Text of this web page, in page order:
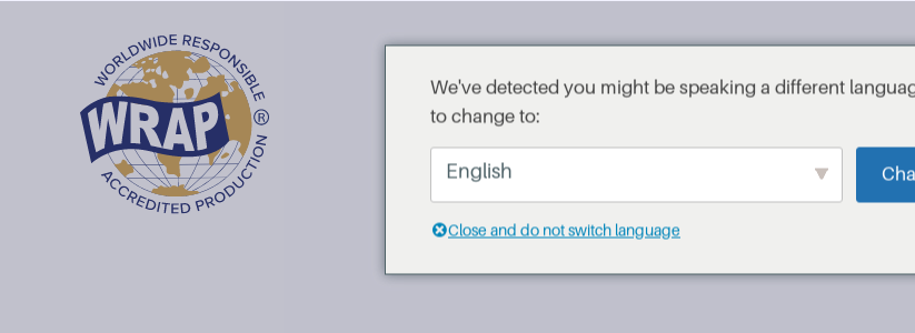
We've detected you might be speaking a different
to change to:
English
Close and do not switch language